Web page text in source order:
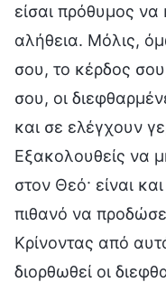
είσαι πρόθυμος
αλήθεια. Μόλις,
σου, το κέρδος
σου, οι
και σε ελέγχουν
Εξακολουθείς να
στον Θεό· είναι
πιθανό να
Κρίνοντας από
διορθωθεί οι